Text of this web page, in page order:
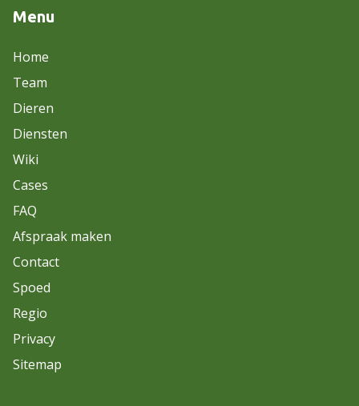
Menu
Home
Team
Dieren
Diensten
Wiki
Cases
FAQ
Afspraak maken
Contact
Spoed
Regio
Privacy
Sitemap